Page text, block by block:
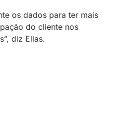
os dados para ter mais
do cliente nos
diz Elias.